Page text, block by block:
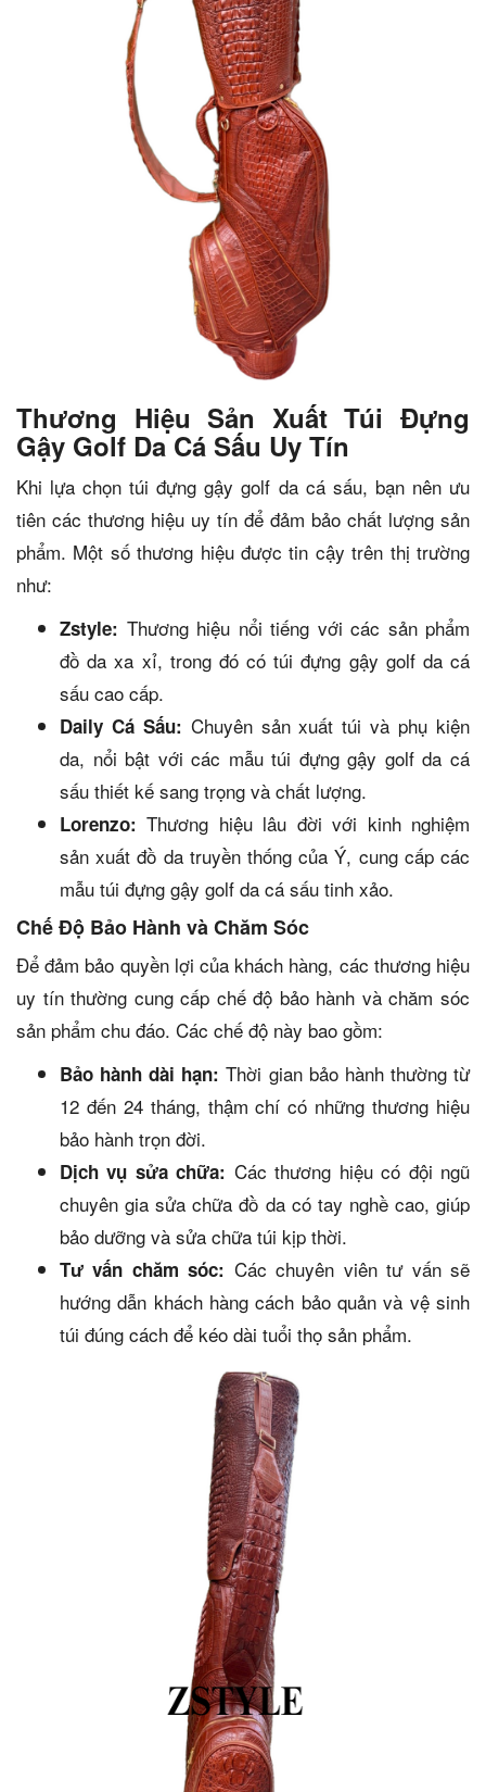
Thương Hiệu Sản Xuất Túi Đựng
Gậy Golf Da Cá Sấu Uy Tín
Khi lựa chọn túi đựng gậy golf da cá sấu, bạn nên ưu
tiên các thương hiệu uy tín để đảm bảo chất lượng sản
phẩm. Một số thương hiệu được tin cậy trên thị trường
như:
Zstyle: Thương hiệu nổi tiếng với các sản phẩm
đồ da xa xỉ, trong đó có túi đựng gậy golf da cá
sấu cao cấp.
Daily Cá Sấu: Chuyên sản xuất túi và phụ kiện
da, nổi bật với các mẫu túi đựng gậy golf da cá
sấu thiết kế sang trọng và chất lượng.
Lorenzo: Thương hiệu lâu đời với kinh nghiệm
sản xuất đồ da truyền thống của Ý, cung cấp các
mẫu túi đựng gậy golf da cá sấu tinh xảo.
Chế Độ Bảo Hành và Chăm Sóc
Để đảm bảo quyền lợi của khách hàng, các thương hiệu
uy tín thường cung cấp chế độ bảo hành và chăm sóc
sản phẩm chu đáo. Các chế độ này bao gồm:
Bảo hành dài hạn: Thời gian bảo hành thường từ
12 đến 24 tháng, thậm chí có những thương hiệu
bảo hành trọn đời.
Dịch vụ sửa chữa: Các thương hiệu có đội ngũ
chuyên gia sửa chữa đồ da có tay nghề cao, giúp
bảo dưỡng và sửa chữa túi kịp thời.
Tư vấn chăm sóc: Các chuyên viên tư vấn sẽ
hướng dẫn khách hàng cách bảo quản và vệ sinh
túi đúng cách để kéo dài tuổi thọ sản phẩm.